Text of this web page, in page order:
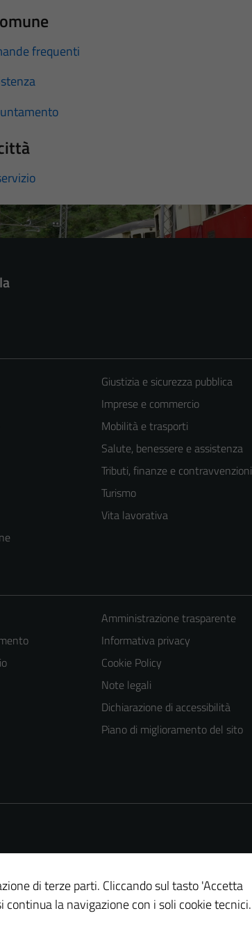
frequenti
Giustizia e sicurezza pubblica
Imprese e commercio
Mobilità e trasporti
Salute, benessere e assistenza
Tributi, finanze e contravvenzioni
Turismo
Vita lavorativa
Amministrazione trasparente
Informativa privacy
Cookie Policy
Note legali
Dichiarazione di accessibilità
Piano di miglioramento del sito
di terze parti. Cliccando sul tasto 'Accetta
la navigazione con i soli cookie tecnici.